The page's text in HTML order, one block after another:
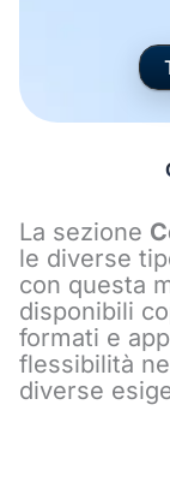
La sezione
le diverse
con questa
disponibili
formati e
flessibilità
diverse